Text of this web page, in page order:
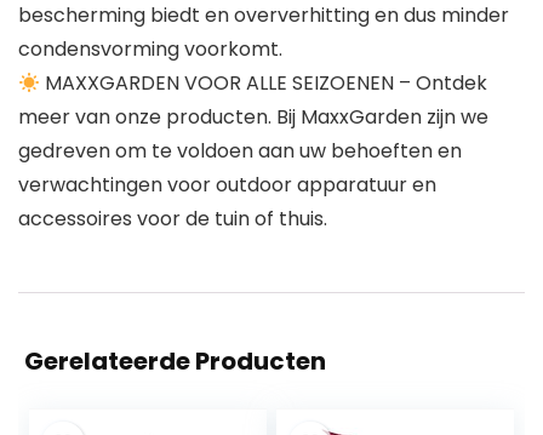
bescherming biedt en oververhitting en dus minder
condensvorming voorkomt.
MAXXGARDEN VOOR ALLE SEIZOENEN – Ontdek
meer van onze producten. Bij MaxxGarden zijn we
gedreven om te voldoen aan uw behoeften en
verwachtingen voor outdoor apparatuur en
accessoires voor de tuin of thuis.
Gerelateerde Producten